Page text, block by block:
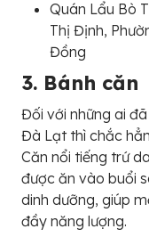
Quán Lẩu Bò
Thị Định,
Đồng
3. Bánh căn
Đối với những ai
Đà Lạt thì chắc
Căn nổi tiếng trứ
được ăn vào buổi
dinh dưỡng, giúp
đầy năng lượng.